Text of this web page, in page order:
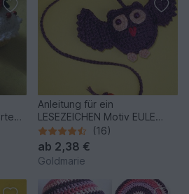
Anleitung für ein
LESEZEICHEN Motiv EULE
häkeln
(16)
ab 2,38 €
Goldmarie